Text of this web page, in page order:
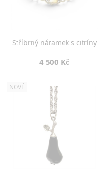
Stříbrný náramek s citríny
4 500 Kč
NOVÉ